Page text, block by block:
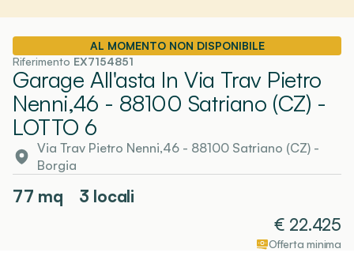
AL MOMENTO NON DISPONIBILE
Riferimento EX7154851
Garage All'asta In Via Trav Pietro
Nenni,46 - 88100 Satriano (CZ) -
LOTTO 6
Via Trav Pietro Nenni,46 - 88100 Satriano (CZ)-
Borgia
77 mq
3 locali
€ 22.425
Offerta minima